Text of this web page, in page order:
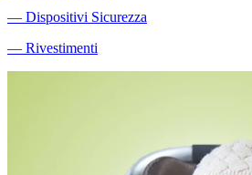
― Dispositivi Sicurezza
― Rivestimenti